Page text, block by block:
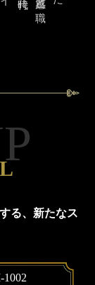
る、 新たなス
1002